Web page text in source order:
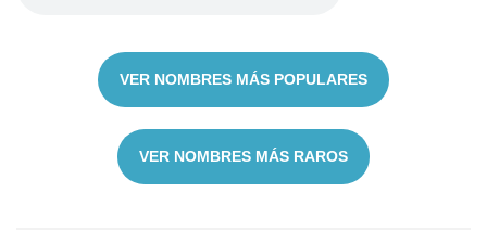
VER NOMBRES MÁS POPULARES
VER NOMBRES MÁS RAROS